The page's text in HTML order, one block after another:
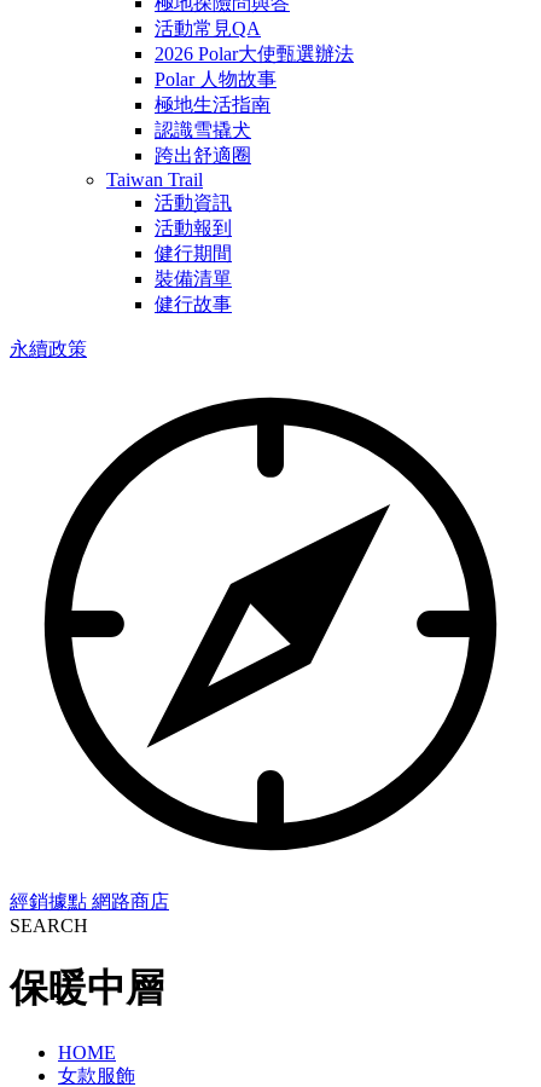
活動常見QA
2026 Polar大使甄選辦法
Polar 人物故事
極地生活指南
認識雪撬犬
跨出舒適圈
Taiwan Trail
活動資訊
活動報到
健行期間
裝備清單
健行故事
永續政策
經銷據點 網路商店
SEARCH
保暖中層
HOME
女款服飾